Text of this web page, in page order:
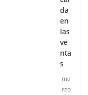
da
en
las
ve
nta
s
ma
rzo